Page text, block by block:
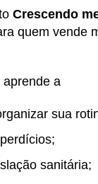
Crescendo
quem vende
a
sua
sanitária;